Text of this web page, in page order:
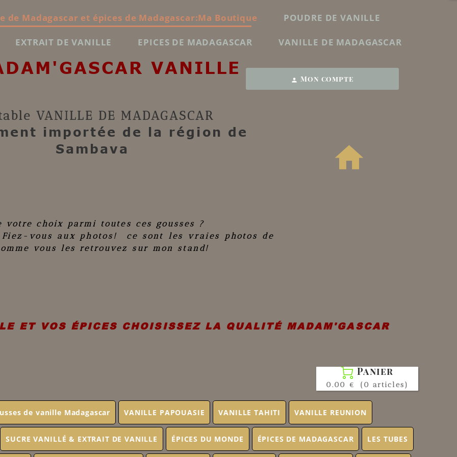
VANILLE
de Madagascar et épices de Madagascar:Ma Boutique POUDRE DE VANILLE
EXTRAIT DE VANILLE EPICES DE MADAGASCAR VANILLE DE MADAGASCAR
person Mon compte
VANILLE DE MADAGASCAR
importée de la région de
Sambava
home
votre choix parmi toutes ces gousses ?
vous aux photos! ce sont les vraies photos de
vous les retrouvez sur mon stand!
ET VOS ÉPICES CHOISISSEZ LA QUALITÉ MADAM'GASCAR
 Panier
0.00 € (0 articles)
de vanille Madagascar VANILLE PAPOUASIE VANILLE TAHITI VANILLE REUNION
SUCRE VANILLÉ & EXTRAIT DE VANILLE ÉPICES DU MONDE ÉPICES DE MADAGASCAR LES TUBES